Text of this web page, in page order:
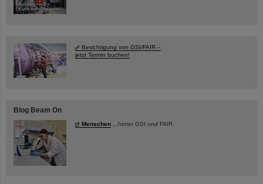
Besichtigung von GSI/FAIR –
jetzt Termin buchen!
Blog Beam On
Menschen ...hinter GSI und FAIR.